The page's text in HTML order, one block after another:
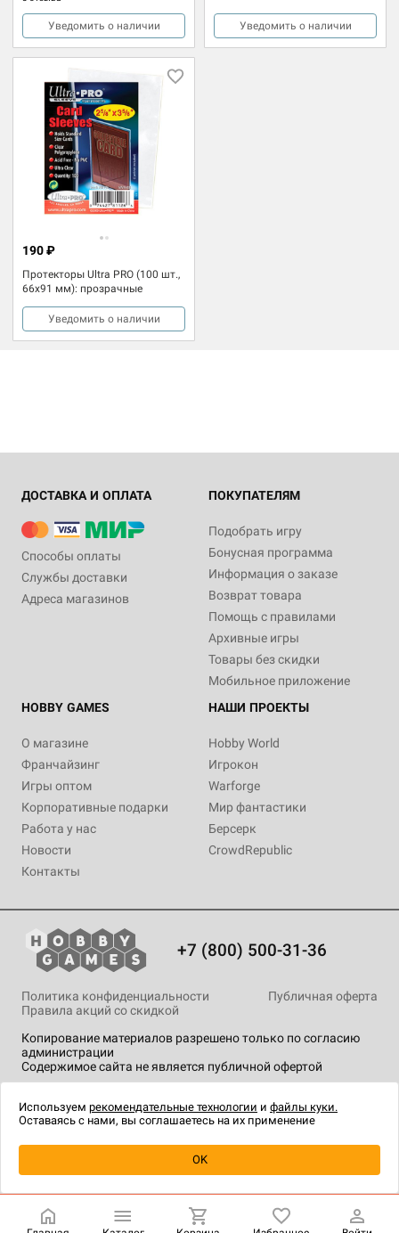
Уведомить о наличии Уведомить о наличии
Протекторы Ultra PRO (100 шт.,
66x91 мм): прозрачные
190 ₽
Уведомить о наличии
ДОСТАВКА И ОПЛАТА
Способы оплаты
Службы доставки
Адреса магазинов
ПОКУПАТЕЛЯМ
Подобрать игру
Бонусная программа
Информация о заказе
Возврат товара
Помощь с правилами
Архивные игры
Товары без скидки
Мобильное приложение
HOBBY GAMES
О магазине
Франчайзинг
Игры оптом
Корпоративные подарки
Работа у нас
Новости
Контакты
НАШИ ПРОЕКТЫ
Hobby World
Игрокон
Warforge
Мир фантастики
Берсерк
CrowdRepublic
+7 (800) 500-31-36
Копирование материалов разрешено только по согласию
администрации
Содержимое сайта не является публичной офертой
Политика конфиденциальности
Публичная оферта
Правила акций со скидкой
технологии .
Используем рекомендательные технологии и файлы куки.
Оставаясь с нами, вы соглашаетесь на их применение
OK